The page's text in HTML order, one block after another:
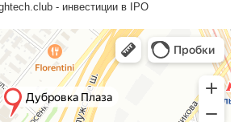
- инвестиции в IPO